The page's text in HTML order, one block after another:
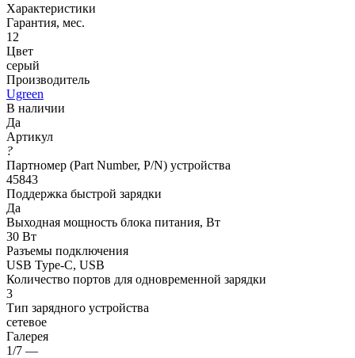
Характеристики
Гарантия, мес.
12
Цвет
серый
Производитель
Ugreen
В наличии
Да
Артикул
?
Партномер (Part Number, P/N) устройства
45843
Поддержка быстрой зарядки
Да
Выходная мощность блока питания, Вт
30 Вт
Разъемы подключения
USB Type-C, USB
Количество портов для одновременной зарядки
3
Тип зарядного устройства
сетевое
Галерея
1/7 —